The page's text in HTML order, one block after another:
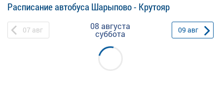
Расписание автобуса Шарыпово - Крутояр
07 авг 08 августа
суббота 09 авг